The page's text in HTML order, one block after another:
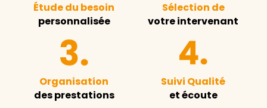
Étude du besoin
personnalisée
Sélection de
votre intervenant
Organisation
des prestations
Suivi Qualité
et écoute